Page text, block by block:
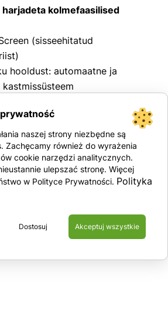
harjadeta kolmefaasilised
(sisseehitatud
hooldust: automaatne ja
purunemiskindlad
värvimata osade ja
on kolmekordne.
kuni 25% hõlbustab
laadimisrampidele
naszej strony niezbędne są
Zachęcamy również do wyrażenia
cookie narzędzi analitycznych.
ulepszać stronę. Więcej
w Polityce Prywatności. Polityka
Dostosuj Akceptuj wszystkie